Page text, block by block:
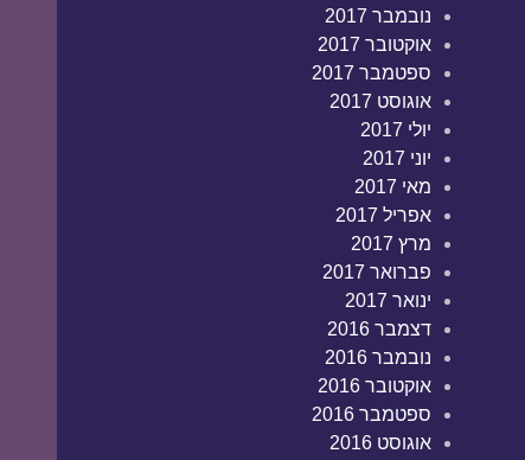
נובמבר 2017
אוקטובר 2017
ספטמבר 2017
אוגוסט 2017
יולי 2017
יוני 2017
מאי 2017
אפריל 2017
מרץ 2017
פברואר 2017
ינואר 2017
דצמבר 2016
נובמבר 2016
אוקטובר 2016
ספטמבר 2016
אוגוסט 2016